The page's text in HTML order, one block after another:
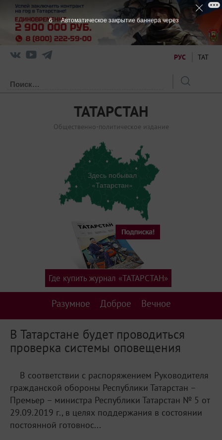
РУС ТАТ
ТАТАРСТАН
Общественно-политическое издание
Здесь побывал
«Татарстан»
Разумное Доброе Вечное
Где купить журнал «ТАТАРСТАН»
В Татарстане будет проводиться
проверка системы оповещения
В соответствии с распоряжением Руководителя
гражданской обороны Республики Татарстан –
Премьер – министра Республики Татарстан № 5 от
29.09.2019 г., в целях поддержания в состоянии
постоянной готовнос...
5 Автоматическое закрытие баннера через